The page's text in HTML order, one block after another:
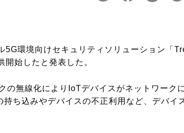
環境向けセキュリティソリューション「
始したと発表した。
の無線化によりIoTデバイスがネットワーク
ち込みやデバイスの不正利用など、デバイ